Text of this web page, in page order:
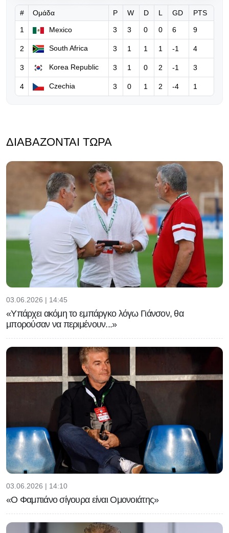
σωθεί το ποδόσφαιρο»
04.08.2026 | 13:12
«Έπρεπε να σε σκοτώσουν» -
Σοκάρουν οι απειλές στον Μπόρχα
Ιγκλέσιας!
Η Αγγλία αποσύρει τη στήριξή της
στον Ινφαντίνο
# Ομάδα P W D L GD PTS
1 Mexico 3 3 0 0 6 9
2 South Africa 3 1 1 1 -1 4
3 Korea Republic 3 1 0 2 -1 3
4 Czechia 3 0 1 2 -4 1
ΔΙΑΒΆΖΟΝΤΑΙ ΤΏΡΑ
03.06.2026 | 14:45
«Υπάρχει ακόμη το εμπάργκο λόγω Γιάνσον, θα
μπορούσαν να περιμένουν...»
03.06.2026 | 14:10
«Ο Φαμπιάνο σίγουρα είναι Ομονοιάτης»